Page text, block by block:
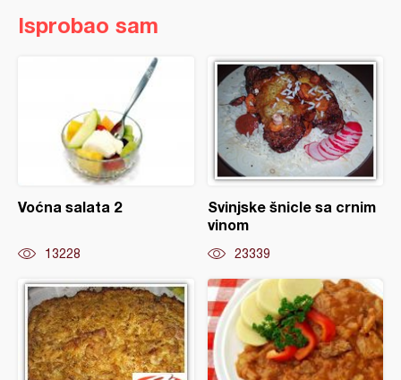
Isprobao sam
Voćna salata 2
13228
Svinjske šnicle sa crnim
vinom
23339